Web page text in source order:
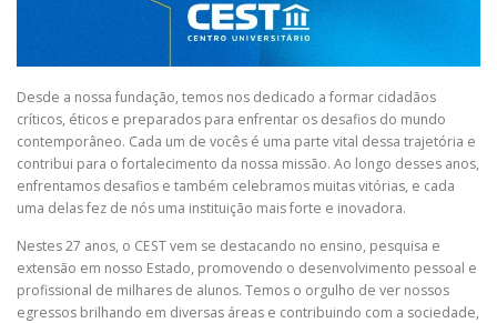
Desde a nossa fundação, temos nos dedicado a formar cidadãos
críticos, éticos e preparados para enfrentar os desafios do mundo
contemporâneo. Cada um de vocês é uma parte vital dessa trajetória e
contribui para o fortalecimento da nossa missão. Ao longo desses anos,
enfrentamos desafios e também celebramos muitas vitórias, e cada
uma delas fez de nós uma instituição mais forte e inovadora.
Nestes 27 anos, o CEST vem se destacando no ensino, pesquisa e
extensão em nosso Estado, promovendo o desenvolvimento pessoal e
profissional de milhares de alunos. Temos o orgulho de ver nossos
egressos brilhando em diversas áreas e contribuindo com a sociedade,